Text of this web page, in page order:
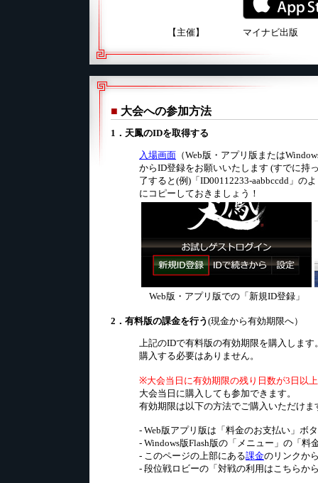
【主催】 マイナビ出版
■ 大会への参加方法
1．天鳳のIDを取得する
入場画面 （Web版・アプリ版または
からID登録をお願いいたします (すでに持
了すると(例)「ID00112233-aabbccdd」の
にコピーしておきましょう！
Web版・アプリ版での「新規ID登録」
2．有料版の課金を行う (現金から有効期限へ）
上記のIDで有料版の有効期限を購入しま
購入する必要はありません。
※大会当日に有効期限の残り日数が3日以
大会当日に購入しても参加できます。
有効期限は以下の方法でご購入いただけま
- Web版アプリ版は「料金のお支払い」ボ
- Windows版Flash版の「メニュー」の「料
- このページの上部にある課金のリンクか
- 段位戦ロビーの「対戦の利用はこちらか